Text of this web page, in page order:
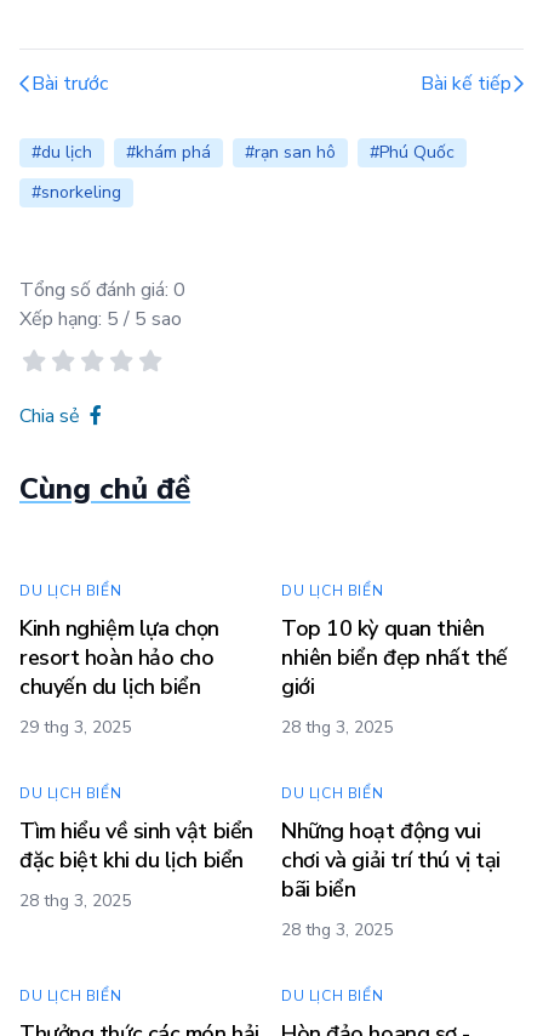
Bài trước Bài kế tiếp
#du lịch #khám phá #rạn san hô
#Phú Quốc
#snorkeling
Tổng số đánh giá: 0
Xếp hạng: 5 / 5 sao
Chia sẻ
Cùng chủ đề
DU LỊCH BIỂN
Kinh nghiệm lựa chọn
resort hoàn hảo cho
chuyến du lịch biển
29 thg 3, 2025
DU LỊCH BIỂN
Top 10 kỳ quan thiên
nhiên biển đẹp nhất thế
giới
28 thg 3, 2025
DU LỊCH BIỂN
Tìm hiểu về sinh vật biển
đặc biệt khi du lịch biển
28 thg 3, 2025
DU LỊCH BIỂN
Những hoạt động vui
chơi và giải trí thú vị tại
bãi biển
28 thg 3, 2025
DU LỊCH BIỂN DU LỊCH BIỂN